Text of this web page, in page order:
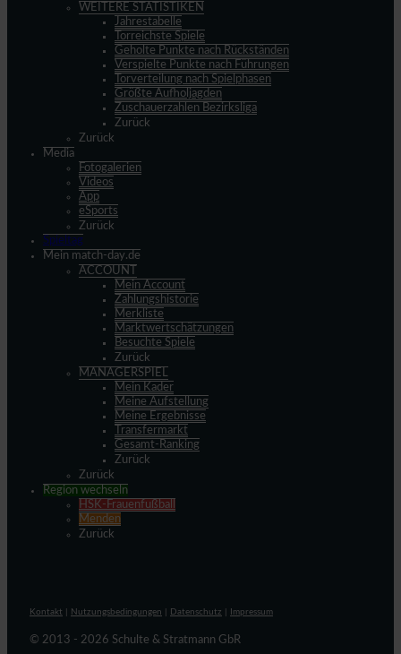
WEITERE STATISTIKEN
Jahrestabelle
Torreichste Spiele
Geholte Punkte nach Rückständen
Verspielte Punkte nach Führungen
Torverteilung nach Spielphasen
Größte Aufholjagden
Zuschauerzahlen Bezirksliga
Zurück
Zurück
Media
Fotogalerien
Videos
App
eSports
Zurück
Spieltag
Mein match-day.de
ACCOUNT
Mein Account
Zahlungshistorie
Merkliste
Marktwertschätzungen
Besuchte Spiele
Zurück
MANAGERSPIEL
Mein Kader
Meine Aufstellung
Meine Ergebnisse
Transfermarkt
Gesamt-Ranking
Zurück
Zurück
Region wechseln
HSK-Frauenfußball
Menden
Zurück
Kontakt Nutzungsbedingungen Datenschutz Impressum
© 2013 - 2026 Schulte & Stratmann GbR